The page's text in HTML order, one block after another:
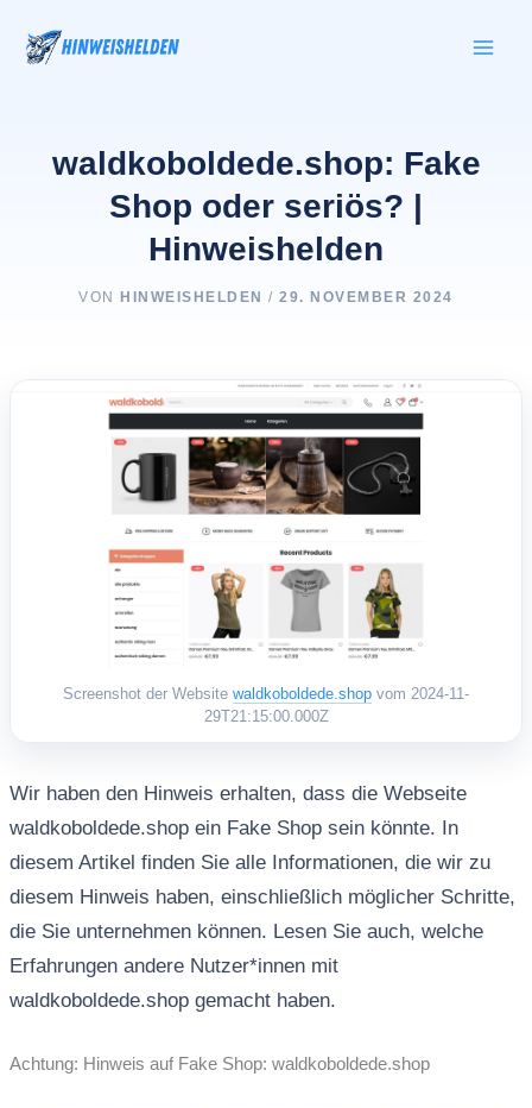
Inhalt
springen
waldkoboldede.shop: Fake
Shop oder seriös? |
Hinweishelden
VON HINWEISHELDEN/29. NOVEMBER 2024
Screenshot der Website waldkoboldede.shop vom 2024-11-
29T21:15:00.000Z
Wir haben den Hinweis erhalten, dass die Webseite
waldkoboldede.shop ein Fake Shop sein könnte. In
diesem Artikel finden Sie alle Informationen, die wir zu
diesem Hinweis haben, einschließlich möglicher Schritte,
die Sie unternehmen können. Lesen Sie auch, welche
Erfahrungen andere Nutzer*innen mit
waldkoboldede.shop gemacht haben.
Achtung: Hinweis auf Fake Shop: waldkoboldede.shop